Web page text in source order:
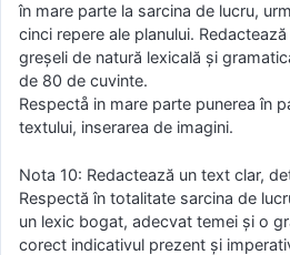
în mare parte la sarcina de lucru,
cinci repere ale planului.
greșeli de natură lexicală şi
de 80 de cuvinte.
Respectå in mare parte punerea în
textului, inserarea de imagini.
Nota 10: Redactează un text clar,
Respectă în totalitate sarcina de
un lexic bogat, adecvat temei şi o
corect indicativul prezent şi